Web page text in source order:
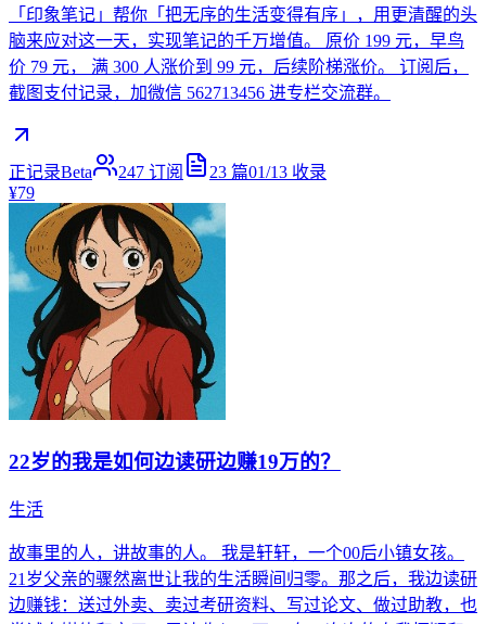
「印象笔记」帮你「把无序的生活变得有序」，用更清醒的头
脑来应对这一天，实现笔记的千万增值。 原价 199 元，早鸟
价 79 元， 满 300 人涨价到 99 元，后续阶梯涨价。 订阅后，
截图支付记录，加微信 562713456 进专栏交流群。
正记录Beta 247 订阅 23 篇01/13 收录
¥79
22岁的我是如何边读研边赚19万的？
生活
故事里的人，讲故事的人。 我是轩轩，一个00后小镇女孩。
21岁父亲的骤然离世让我的生活瞬间归零。那之后，我边读研
边赚钱：送过外卖、卖过考研资料、写过论文、做过助教，也